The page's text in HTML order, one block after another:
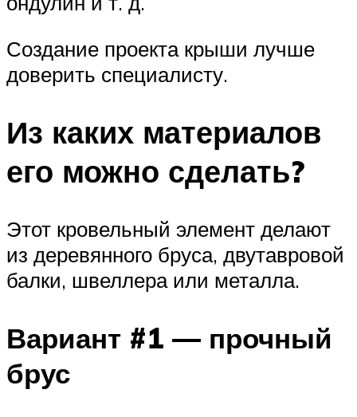
Создание проекта крыши лучше
доверить специалисту.
Из каких материалов
его можно сделать?
Этот кровельный элемент делают
из деревянного бруса, двутавровой
балки, швеллера или металла.
Вариант #1 — прочный
брус